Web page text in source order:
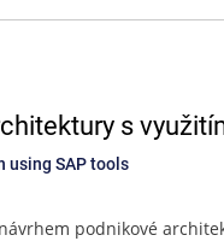
s
using SAP tools
podnikové